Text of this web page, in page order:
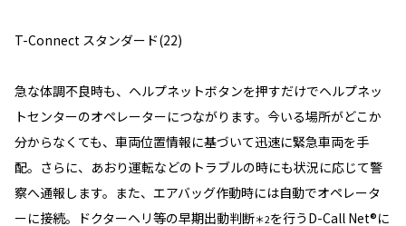
T-Connect スタンダード(22)
急な体調不良時も、ヘルプネットボタンを押すだけでヘルプネッ
トセンターのオペレーターにつながります。今いる場所がどこか
分からなくても、車両位置情報に基づいて迅速に緊急車両を手
配。さらに、あおり運転などのトラブルの時にも状況に応じて警
察へ通報します。また、エアバッグ作動時には自動でオペレータ
ーに接続。ドクターヘリ等の早期出動判断＊2を行うD-Call Net®に